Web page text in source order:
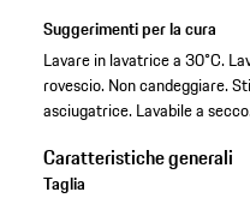
Suggerimenti per la cura
Lavare in lavatrice a 30°C.
rovescio. Non candeggiare.
asciugatrice. Lavabile a
Caratteristiche generali
Taglia